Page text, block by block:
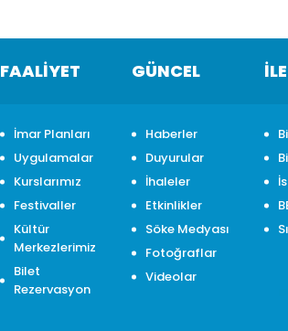
FAALİYET
İmar Planları
Uygulamalar
Kurslarımız
Festivaller
Kültür
Merkezlerimiz
Bilet
Rezervasyon
GÜNCEL
Haberler
Duyurular
İhaleler
Etkinlikler
Söke Medyası
Fotoğraflar
Videolar